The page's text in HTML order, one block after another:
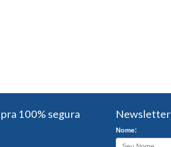
100% segura Newsletter
Nome: